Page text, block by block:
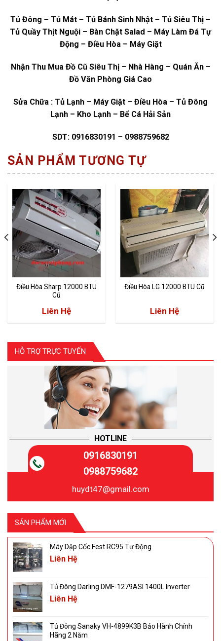
Tủ Đông – Tủ Mát – Tủ Bánh Sinh Nhật – Tủ Siêu Thị –
Tủ Quầy Thịt Nguội – Bàn Chặt Salad – Máy Làm Đá Tự
Động – Điều Hòa – Máy Giặt
Nhận Thu Mua Đồ Cũ Siêu Thị – Nhà Hàng – Quán Ăn –
Đồ Văn Phòng Giá Cao
Sửa Chữa : Tủ Lạnh – Máy Giặt – Điều Hòa – Tủ Đông
Lạnh – Kho Lạnh – Bể Cá Hải Sản
SDT: 0916830191 – 0988759682
SẢN PHẨM TƯƠNG TỰ
Điều Hòa Sharp 12000 BTU
Cũ
Liên Hệ
Điều Hòa LG 12000 BTU Cũ
Liên Hệ
HỖ TRỢ TRỰC TUYẾN
HOTLINE
0916830191
0988759682
huydt47@gmail.com
SẢN PHẨM MỚI
Máy Dập Cốc Fest RC95 Tự Động
Liên Hệ
Tủ Đông Darling DMF-1279ASI 1400L Inverter
Liên Hệ
Tủ Đông Sanaky VH-4899K3B Bảo Hành Chính
Hãng 2 Năm